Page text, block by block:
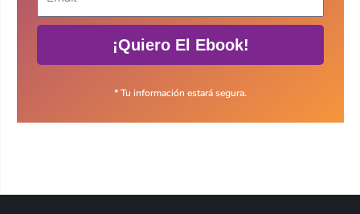
¡Quiero El Ebook!
* Tu información estará segura.